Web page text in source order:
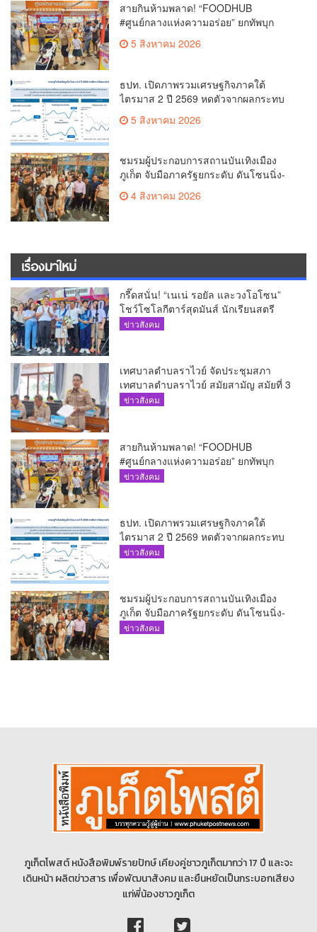
สายกินห้ามพลาด! “FOODHUB
#ศูนย์กลางแห่งความอร่อย” ยกทัพบุก
โรบินสันไลฟ์สไตล์ ฉลอง ถึง 12 ส.ค.นี้
5 สิงหาคม 2026
ธปท. เปิดภาพรวมเศรษฐกิจภาคใต้
ไตรมาส 2 ปี 2569 หดตัวจากผลกระทบ
5 สิงหาคม 2026
ชมรมผู้ประกอบการสถานบันเทิงเมือง
ภูเก็ต จับมือภาครัฐยกระดับ ดันโซนนิ่ง-
4 สิงหาคม 2026
เรื่องมาใหม่
กรี๊ดสนั่น! “เนเน่ รอยัล และวงโอโซน”
โชว์โซโลกีตาร์สุดมันส์ นักเรียนสตรี
ภูเก็ตนั่งไม่ติด ทั้งเต้น-ร้อง
ข่าวสังคม
เทศบาลตำบลราไวย์ จัดประชุมสภา
เทศบาลตำบลราไวย์ สมัยสามัญ สมัยที่ 3
ประจำปี 2569
ข่าวสังคม
สายกินห้ามพลาด! “FOODHUB
#ศูนย์กลางแห่งความอร่อย” ยกทัพบุก
โรบินสันไลฟ์สไตล์ ฉลอง ถึง 12 ส.ค.นี้
ข่าวสังคม
ธปท. เปิดภาพรวมเศรษฐกิจภาคใต้
ไตรมาส 2 ปี 2569 หดตัวจากผลกระทบ
ความขัดแย้งในตะวันออกกลาง
ข่าวสังคม
ชมรมผู้ประกอบการสถานบันเทิงเมือง
ภูเก็ต จับมือภาครัฐยกระดับ ดันโซนนิ่ง-
ขับเคลื่อนท่องเที่ยวอย่างยั่งยืน
ข่าวสังคม
ภูเก็ตโพสต์ หนังสือพิมพ์รายปักษ์ เคียงคู่ชาวภูเก็ตมากว่า 17 ปี และจะ
เดินหน้า ผลิตข่าวสาร เพื่อพัฒนาสังคม และยืนหยัดเป็นกระบอกเสียง
แก่พี่น้องชาวภูเก็ต